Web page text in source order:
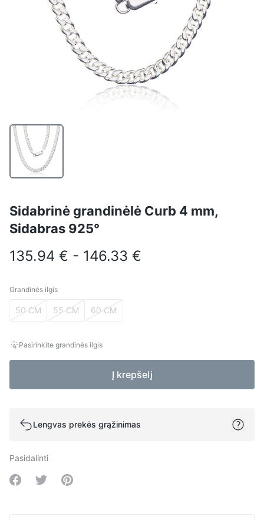
Sidabrinė grandinėlė Curb 4 mm,
Sidabras 925°
135.94 € - 146.33 €
Grandinės ilgis
Grandinės ilgis
50 CM 55 CM 60 CM
Pasirinkite grandinės ilgis
Į krepšelį
Lengvas prekės grąžinimas
Pasidalinti
Share on Facebook
Share on Twitter
Share on Pinterest